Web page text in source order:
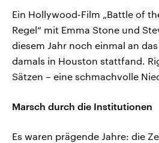
Ein Hollywood-Film „Battle of
Regel“ mit Emma Stone und
diesem Jahr noch einmal an
damals in Houston stattfand.
Sätzen – eine schmachvolle
Marsch durch die Institutionen
Es waren prägende Jahre: die